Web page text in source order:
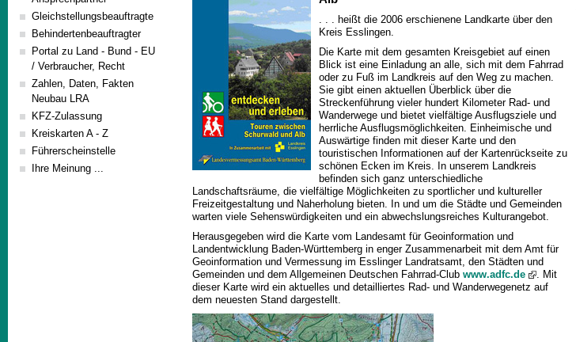
Gleichstellungsbeauftragte
Behindertenbeauftragter
Portal zu Land - Bund - EU
/ Verbraucher, Recht
Zahlen, Daten, Fakten
Neubau LRA
KFZ-Zulassung
Kreiskarten A - Z
Führerscheinstelle
Ihre Meinung ...
. . . heißt die 2006 erschienene Landkarte über den
Kreis Esslingen.
Die Karte mit dem gesamten Kreisgebiet auf einen
Blick ist eine Einladung an alle, sich mit dem Fahrrad
oder zu Fuß im Landkreis auf den Weg zu machen.
Sie gibt einen aktuellen Überblick über die
Streckenführung vieler hundert Kilometer Rad- und
Wanderwege und bietet vielfältige Ausflugsziele und
herrliche Ausflugsmöglichkeiten. Einheimische und
Auswärtige finden mit dieser Karte und den
touristischen Informationen auf der Kartenrückseite zu
schönen Ecken im Kreis. In unserem Landkreis
befinden sich ganz unterschiedliche
Landschaftsräume, die vielfältige Möglichkeiten zu sportlicher und kultureller
Freizeitgestaltung und Naherholung bieten. In und um die Städte und Gemeinden
warten viele Sehenswürdigkeiten und ein abwechslungsreiches Kulturangebot.
Herausgegeben wird die Karte vom Landesamt für Geoinformation und
Landentwicklung Baden-Württemberg in enger Zusammenarbeit mit dem Amt für
Geoinformation und Vermessung im Esslinger Landratsamt, den Städten und
Gemeinden und dem Allgemeinen Deutschen Fahrrad-Club www.adfc.de
. Mit
dieser Karte wird ein aktuelles und detailliertes Rad- und Wanderwegenetz auf
dem neuesten Stand dargestellt.